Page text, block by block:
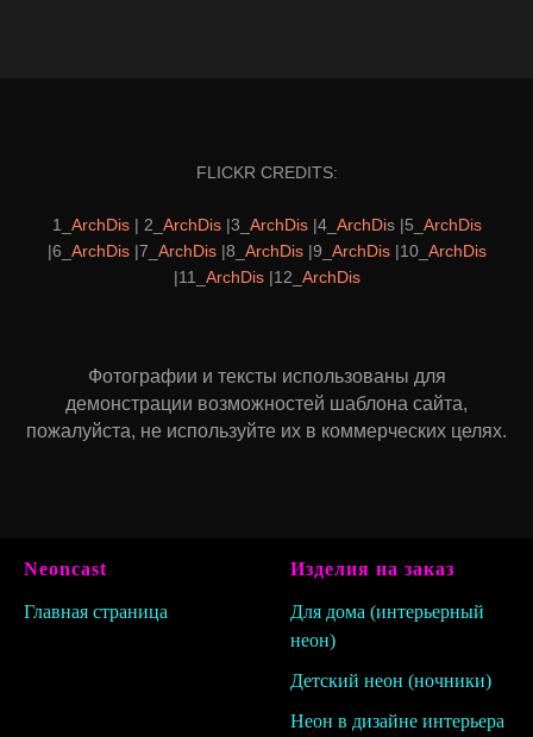
FLICKR CREDITS:
1_ ArchDis| 2_ ArchDis|3_ ArchDis|4_ ArchDis |5_ ArchDis
|6_ ArchDis|7_ ArchDis|8_ ArchDis|9_ ArchDis|10_ ArchDis
|11_ ArchDis|12_ ArchDis
Фотографии и тексты использованы для
демонстрации возможностей шаблона сайта,
пожалуйста, не используйте их в коммерческих целях.
Neoncast
Главная страница
Изделия на заказ
Для дома (интерьерный
неон)
Детский неон (ночники)
Неон в дизайне интерьера